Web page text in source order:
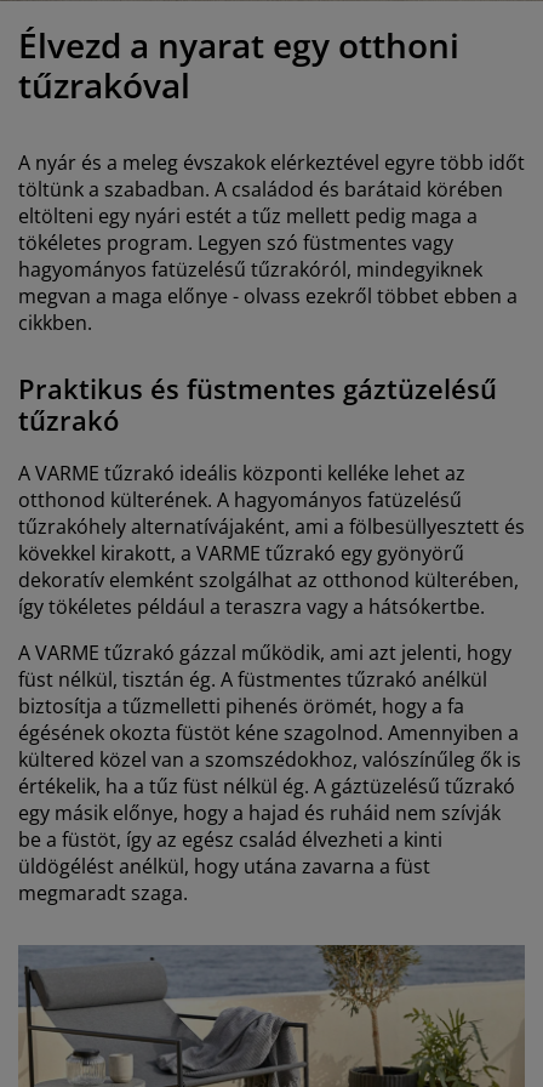
matracok
és kiegészítők
világítás
kiegészítők
Élvezd a nyarat egy otthoni
tűzrakóval
A nyár és a meleg évszakok elérkeztével egyre több időt
töltünk a szabadban. A családod és barátaid körében
eltölteni egy nyári estét a tűz mellett pedig maga a
tökéletes program. Legyen szó füstmentes vagy
hagyományos fatüzelésű tűzrakóról, mindegyiknek
megvan a maga előnye - olvass ezekről többet ebben a
cikkben.
Praktikus és füstmentes gáztüzelésű
tűzrakó
A VARME tűzrakó ideális központi kelléke lehet az
otthonod külterének. A hagyományos fatüzelésű
tűzrakóhely alternatívájaként, ami a fölbesüllyesztett és
kövekkel kirakott, a VARME tűzrakó egy gyönyörű
dekoratív elemként szolgálhat az otthonod külterében,
így tökéletes például a teraszra vagy a hátsókertbe.
A VARME tűzrakó gázzal működik, ami azt jelenti, hogy
füst nélkül, tisztán ég. A füstmentes tűzrakó anélkül
biztosítja a tűzmelletti pihenés örömét, hogy a fa
égésének okozta füstöt kéne szagolnod. Amennyiben a
kültered közel van a szomszédokhoz, valószínűleg ők is
értékelik, ha a tűz füst nélkül ég. A gáztüzelésű tűzrakó
egy másik előnye, hogy a hajad és ruháid nem szívják
be a füstöt, így az egész család élvezheti a kinti
üldögélést anélkül, hogy utána zavarna a füst
megmaradt szaga.